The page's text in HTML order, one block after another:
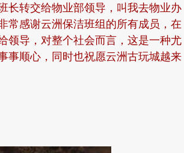
长转交给物业部领导，叫我去物业办
常感谢云洲保洁班组的所有成员，在
领导，对整个社会而言，这是一种尤
事顺心，同时也祝愿云洲古玩城越来